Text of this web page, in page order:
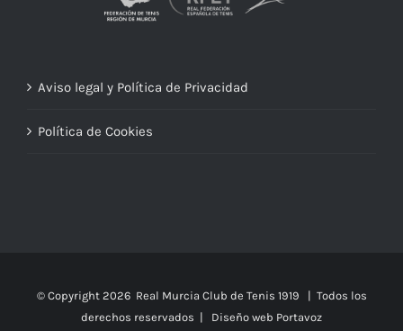
Aviso legal y Política de Privacidad
Política de Cookies
© Copyright 2026 Real Murcia Club de Tenis 1919 | Todos los
derechos reservados | Diseño web Portavoz